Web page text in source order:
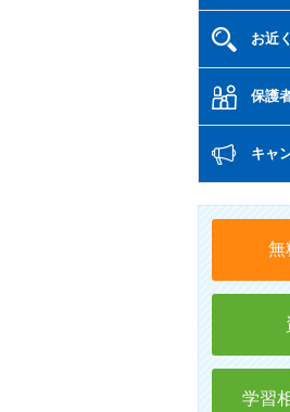
お近
保護
キャ
無
学習